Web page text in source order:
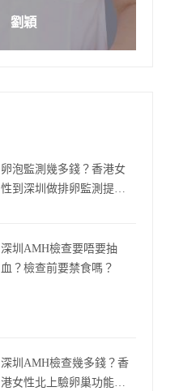
劉穎
卵泡監測幾多錢？香港女
性到深圳做排卵監測提高
深圳AMH檢查要唔要抽
血？檢查前要禁食嗎？
深圳AMH檢查幾多錢？香
港女性北上驗卵巢功能流